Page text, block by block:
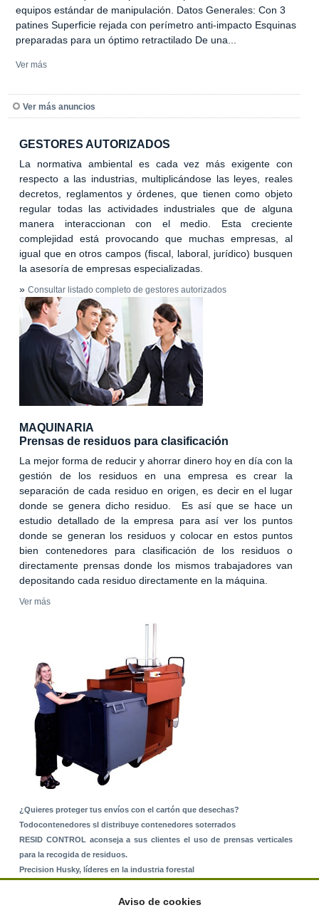
equipos estándar de manipulación. Datos Generales: Con 3
patines Superficie rejada con perímetro anti-impacto Esquinas
preparadas para un óptimo retractilado De una...
Ver más
Ver más anuncios
GESTORES AUTORIZADOS
La normativa ambiental es cada vez más exigente con
respecto a las industrias, multiplicándose las leyes, reales
decretos, reglamentos y órdenes, que tienen como objeto
regular todas las actividades industriales que de alguna
manera interaccionan con el medio. Esta creciente
complejidad está provocando que muchas empresas, al
igual que en otros campos (fiscal, laboral, jurídico) busquen
la asesoría de empresas especializadas.
» Consultar listado completo de gestores autorizados
MAQUINARIA
Prensas de residuos para clasificación
La mejor forma de reducir y ahorrar dinero hoy en día con la
gestión de los residuos en una empresa es crear la
separación de cada residuo en origen, es decir en el lugar
donde se genera dicho residuo. Es así que se hace un
estudio detallado de la empresa para así ver los puntos
donde se generan los residuos y colocar en estos puntos
bien contenedores para clasificación de los residuos o
directamente prensas donde los mismos trabajadores van
depositando cada residuo directamente en la máquina.
Ver más
¿Quieres proteger tus envíos con el cartón que desechas?
Todocontenedores sl distribuye contenedores soterrados
RESID CONTROL aconseja a sus clientes el uso de prensas verticales
para la recogida de residuos.
Precision Husky, líderes en la industria forestal
Aviso de cookies